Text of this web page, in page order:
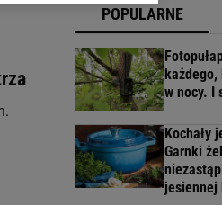
POPULARNE
każdego,
w nocy. I
Kochały
Garnki
jesiennej
danych poprzez
Zmiana ustawień
celów identyfikacji.
reklam i treści,